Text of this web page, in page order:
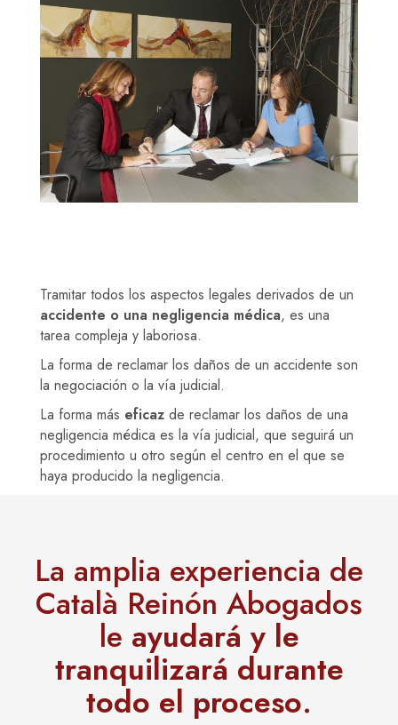
Tramitar todos los aspectos legales derivados de un
accidente o una negligencia médica, es una
tarea compleja y laboriosa.
La forma de reclamar los daños de un accidente son
la negociación o la vía judicial.
La forma más eficaz de reclamar los daños de una
negligencia médica es la vía judicial, que seguirá un
procedimiento u otro según el centro en el que se
haya producido la negligencia.
La amplia experiencia de
Català Reinón Abogados
le ayudará y le
tranquilizará durante
todo el proceso.